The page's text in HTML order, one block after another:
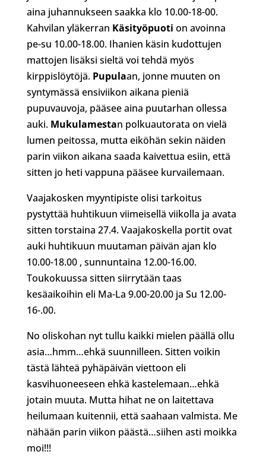
aina juhannukseen saakka klo 10.00-18-00.
Kahvilan yläkerran Käsityöpuoti on avoinna
pe-su 10.00-18.00. Ihanien käsin kudottujen
mattojen lisäksi sieltä voi tehdä myös
kirppislöytöjä. Pupulaan, jonne muuten on
syntymässä ensiviikon aikana pieniä
pupuvauvoja, pääsee aina puutarhan ollessa
auki. Mukulamestan polkuautorata on vielä
lumen peitossa, mutta eiköhän sekin näiden
parin viikon aikana saada kaivettua esiin, että
sitten jo heti vappuna pääsee kurvailemaan.
Vaajakosken myyntipiste olisi tarkoitus
pystyttää huhtikuun viimeisellä viikolla ja avata
sitten torstaina 27.4. Vaajakoskella portit ovat
auki huhtikuun muutaman päivän ajan klo
10.00-18.00 , sunnuntaina 12.00-16.00.
Toukokuussa sitten siirrytään taas
kesäaikoihin eli Ma-La 9.00-20.00 ja Su 12.00-
16-.00.
No oliskohan nyt tullu kaikki mielen päällä ollu
asia…hmm…ehkä suunnilleen. Sitten voikin
tästä lähteä pyhäpäivän viettoon eli
kasvihuoneeseen ehkä kastelemaan…ehkä
jotain muuta. Mutta hihat ne on laitettava
heilumaan kuitennii, että saahaan valmista. Me
nähään parin viikon päästä…siihen asti moikka
moi!!!